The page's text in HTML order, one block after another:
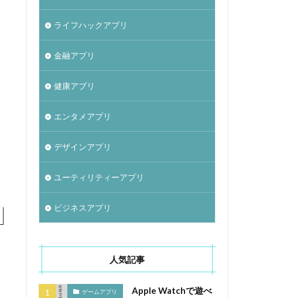
ライフハックアプリ
金融アプリ
健康アプリ
エンタメアプリ
デザインアプリ
ユーティリティーアプリ
ビジネスアプリ
人気記事
ゲームアプリ
Apple Watchで遊べ